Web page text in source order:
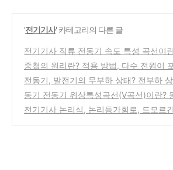
'전기기사' 카테고리의 다른 글
전기기사 직류 전동기 속도 특성 곡선이
중첩의 원리란? 적용 방법, 다수 전원이
된 회로
(0)
전동기, 발전기의 무부하 상태? 전부하
위상특성곡선
(0)
동기 전동기 위상특성곡선(V곡선)이란?
전동기 작동 원리, 기동 방법
(0)
전기기사 논리식, 논리등가회로, 드모르